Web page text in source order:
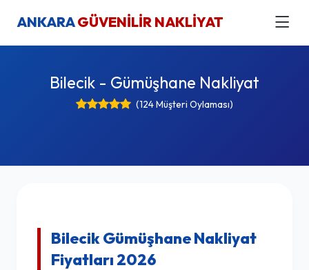
ANKARAGÜVENİLİR NAKLİYAT
Bilecik - Gümüşhane Nakliyat
(124 Müşteri Oylaması)
Bilecik Gümüşhane Nakliyat
Fiyatları 2026